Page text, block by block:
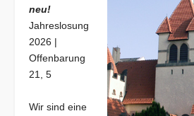
neu!
Jahreslosung
2026 |
Offenbarung
21, 5
Wir sind eine